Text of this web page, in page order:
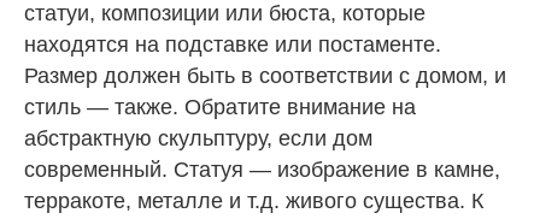
статуи, композиции или бюста, которые
находятся на подставке или постаменте.
Размер должен быть в соответствии с домом, и
стиль — также. Обратите внимание на
абстрактную скульптуру, если дом
современный. Статуя — изображение в камне,
терракоте, металле и т.д. живого существа. К